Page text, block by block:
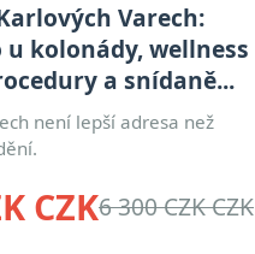
Varech:
kolonády, wellness
a snídaně...
není lepší adresa než
CZK6 300 CZK CZK